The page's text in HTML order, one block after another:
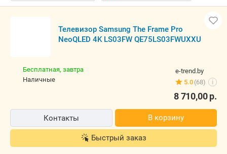
Телевизор Samsung The Frame Pro
NeoQLED 4K LS03FW QE75LS03FWUXXU
e-trend.by
5.0 (68) i
Бесплатная, завтра
наличные
8 710,00р.
Контакты В корзину
Быстрый заказ